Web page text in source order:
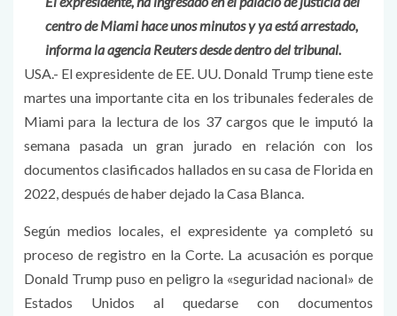
centro de Miami hace unos minutos y ya está arrestado,
informa la agencia Reuters desde dentro del tribunal.
USA.- El expresidente de EE. UU. Donald Trump tiene este
martes una importante cita en los tribunales federales de
Miami para la lectura de los 37 cargos que le imputó la
semana pasada un gran jurado en relación con los
documentos clasificados hallados en su casa de Florida en
2022, después de haber dejado la Casa Blanca.
Según medios locales, el expresidente ya completó su
proceso de registro en la Corte. La acusación es porque
Donald Trump puso en peligro la «seguridad nacional» de
Estados Unidos al quedarse con documentos